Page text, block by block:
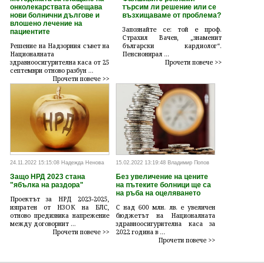
онколекарствата обещава
нови болнични дългове и
влошено лечение на
пациентите
Решение на Надзорния съвет на
Националната
здравноосигурителна каса от 25
септември отново разбун ...
Прочети повече >>
търсим ли решение или се
възхищаваме от проблема?
Запознайте се: той е проф.
Страхил Вачев, „знаменит
български кардиолог“.
Пенсионирал ...
Прочети повече >>
24.11.2022 15:15:08 Надежда Ненова
Защо НРД 2023 стана
"ябълка на раздора"
Проектът за НРД 2023-2025,
изпратен от НЗОК на БЛС,
отново предизвика напрежение
между договорнит ...
Прочети повече >>
15.02.2022 13:19:48 Владимир Попов
Без увеличение на цените
на пътеките болници ще са
на ръба на оцеляването
С над 600 млн. лв. е увеличен
бюджетът на Националната
здравноосигурителна каса за
2022 година в ...
Прочети повече >>